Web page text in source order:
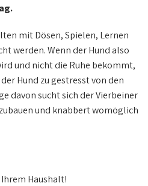
mit Dösen, Spielen, Lernen
werden. Wenn der Hund also
und nicht die Ruhe bekommt,
Hund zu gestresst von den
davon sucht sich der Vierbeiner
und knabbert womöglich
Haushalt!